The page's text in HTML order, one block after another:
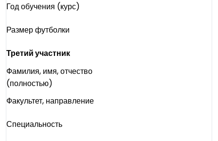
Год обучения (курс)
Размер футболки
Третий участник
Фамилия, имя, отчество
(полностью)
Факультет, направление
Специальность